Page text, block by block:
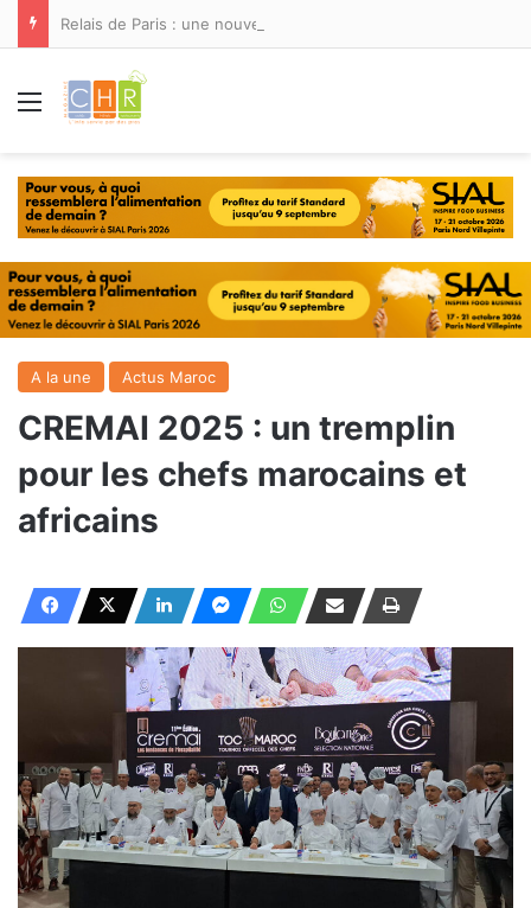
Menu
A la une Actus Maroc
CREMAI 2025 : un tremplin
pour les chefs marocains et
africains